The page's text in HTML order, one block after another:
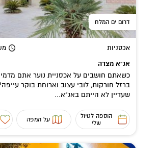
דרום ים המלח
אכסניות
אנ"א מצדה
כשאתם חושבים על אכסניית נוער אתם
ברזל חורקות, לובי עצוב וארוחת בוקר
שעדיין לא הייתם באנ"א...
הוספה לטיול
שלי
על המפה